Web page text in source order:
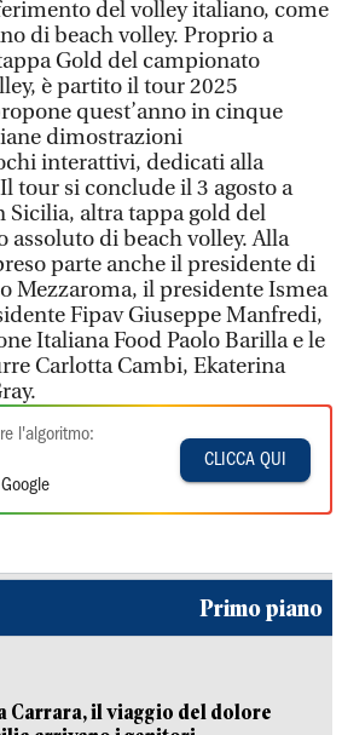
del volley italiano, come
di beach volley. Proprio a
Gold del campionato
è partito il tour 2025
quest’anno in cinque
dimostrazioni
interattivi, dedicati alla
tour si conclude il 3 agosto a
altra tappa gold del
assoluto di beach volley. Alla
parte anche il presidente di
Mezzaroma, il presidente Ismea
Fipav Giuseppe Manfredi,
Italiana Food Paolo Barilla e le
Carlotta Cambi, Ekaterina
l'algoritmo:
CLICCA QUI
Primo piano
Carrara, il viaggio del dolore